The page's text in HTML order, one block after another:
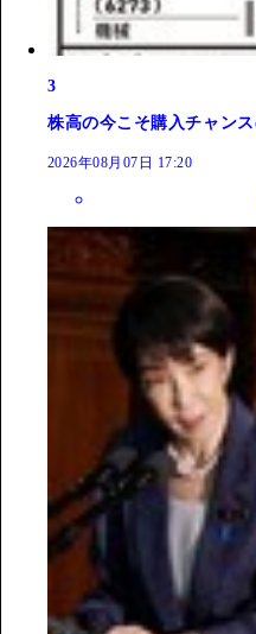
3
株高の今こそ購入チャン
2026年08月07日 17:20